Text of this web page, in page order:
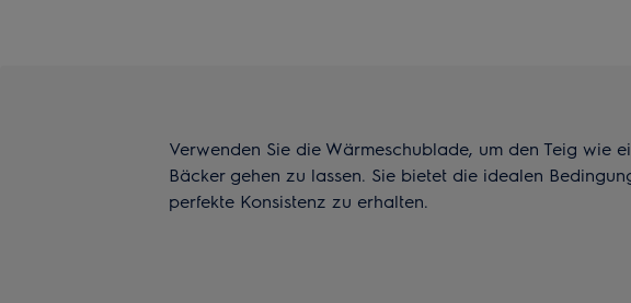
Verwenden Sie die Wärmeschublade, um den Teig wie
Bäcker gehen zu lassen. Sie bietet die idealen
perfekte Konsistenz zu erhalten.